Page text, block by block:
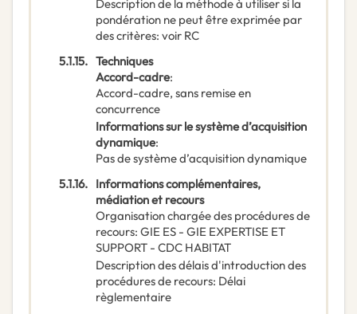
Description de la méthode à utiliser si la
pondération ne peut être exprimée par
des critères: voir RC
5.1.15. Techniques
Accord-cadre:
Accord-cadre, sans remise en
concurrence
Informations sur le système d’acquisition
dynamique:
Pas de système d’acquisition dynamique
5.1.16. Informations complémentaires,
médiation et recours
Organisation chargée des procédures de
recours: GIE ES - GIE EXPERTISE ET
SUPPORT - CDC HABITAT
Description des délais d'introduction des
procédures de recours: Délai
règlementaire